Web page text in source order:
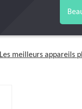
Les meilleurs appareils